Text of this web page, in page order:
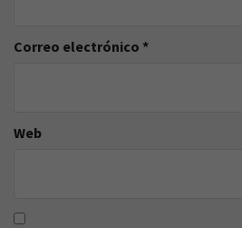
Correo electrónico *
Web